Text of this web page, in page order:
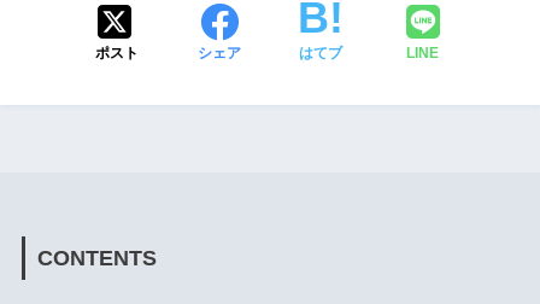
ポスト シェア はてブ LINE
CONTENTS